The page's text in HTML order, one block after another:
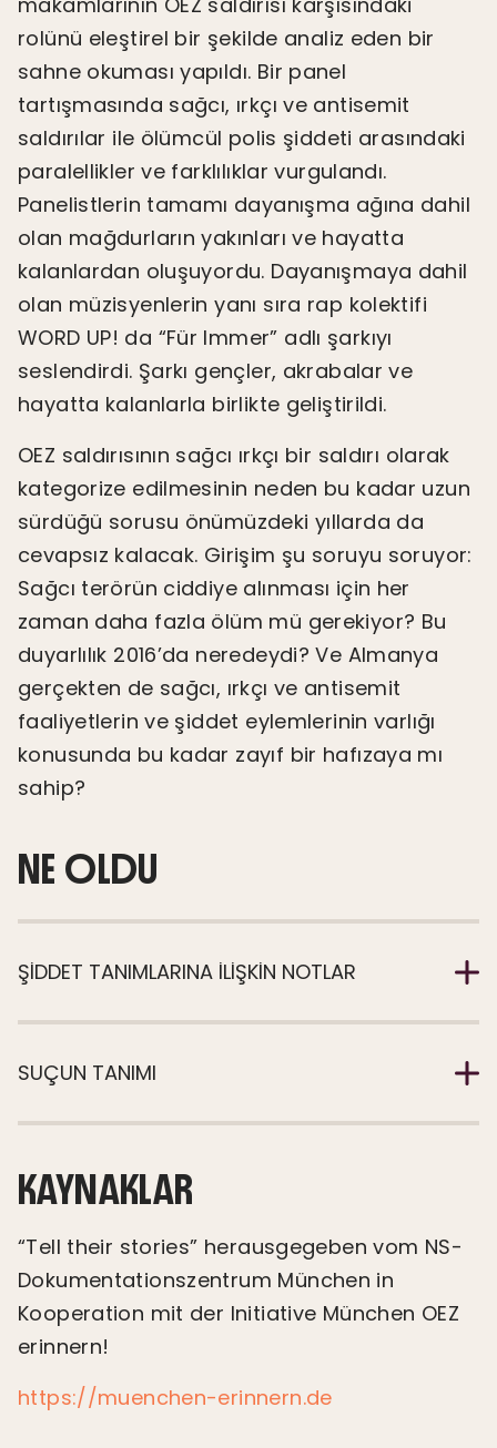
rolünü eleştirel bir şekilde analiz eden bir
sahne okuması yapıldı. Bir panel
tartışmasında sağcı, ırkçı ve antisemit
saldırılar ile ölümcül polis şiddeti arasındaki
paralellikler ve farklılıklar vurgulandı.
Panelistlerin tamamı dayanışma ağına dahil
olan mağdurların yakınları ve hayatta
kalanlardan oluşuyordu. Dayanışmaya dahil
olan müzisyenlerin yanı sıra rap kolektifi
WORD UP! da “Für Immer” adlı şarkıyı
seslendirdi. Şarkı gençler, akrabalar ve
hayatta kalanlarla birlikte geliştirildi.
OEZ saldırısının sağcı ırkçı bir saldırı olarak
kategorize edilmesinin neden bu kadar uzun
sürdüğü sorusu önümüzdeki yıllarda da
cevapsız kalacak. Girişim şu soruyu soruyor:
Sağcı terörün ciddiye alınması için her
zaman daha fazla ölüm mü gerekiyor? Bu
duyarlılık 2016’da neredeydi? Ve Almanya
gerçekten de sağcı, ırkçı ve antisemit
faaliyetlerin ve şiddet eylemlerinin varlığı
konusunda bu kadar zayıf bir hafızaya mı
sahip?
NE OLDU
ŞIDDET TANIMLARINA ILIŞKIN NOTLAR
SUÇUN TANIMI
KAYNAKLAR
“Tell their stories” herausgegeben vom NS-
Dokumentationszentrum München in
Kooperation mit der Initiative München OEZ
erinnern!
https://muenchen-erinnern.de